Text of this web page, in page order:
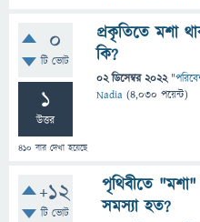
0
টি ভোট
1
উত্তর
410 বার দেখা হয়েছে
প্রকৃতিতে মশা
কি?
02 ডিসেম্বর 2022 "
Nadia (4,030 পয়েন্ট)
+12
টি ভোট
পৃথিবীতে
সমস্যা হত?